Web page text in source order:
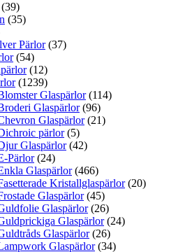
(39)
(35)
Pärlor (37)
(54)
(12)
(1239)
Glaspärlor (114)
Glaspärlor (96)
Glaspärlor (21)
pärlor (5)
Glaspärlor (42)
Pärlor (24)
Glaspärlor (466)
Kristallglaspärlor (20)
Glaspärlor (45)
Glaspärlor (26)
Glaspärlor (24)
Glaspärlor (26)
Glaspärlor (34)